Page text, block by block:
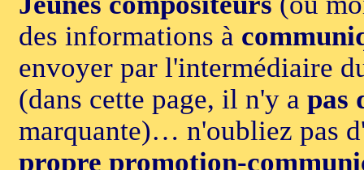
des informations à
envoyer par l'intermédiaire
(dans cette page, il n'y a pas
marquante)… n'oubliez pas
propre promotion-